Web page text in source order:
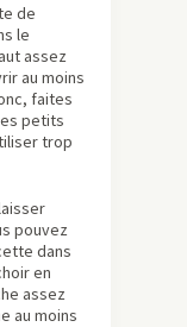
de
le
assez
au moins
faites
petits
trop
pouvez
dans
en
assez
au moins